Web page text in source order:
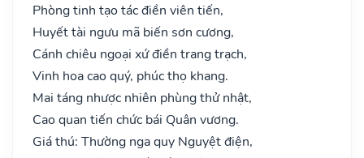
Phòng tinh tạo tác điền viên tiến,
Huyết tài ngưu mã biến sơn cương,
Cánh chiêu ngoại xứ điền trang trạch,
Vinh hoa cao quý, phúc thọ khang.
Mai táng nhược nhiên phùng thử nhật,
Cao quan tiến chức bái Quân vương.
Giá thú: Thường nga quy Nguyệt điện,